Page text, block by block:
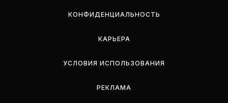
КОНФИДЕНЦИАЛЬНОСТЬ
КАРЬЕРА
УСЛОВИЯ ИСПОЛЬЗОВАНИЯ
РЕКЛАМА